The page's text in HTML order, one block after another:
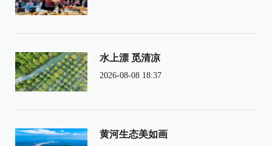
水上漂 觅清凉
2026-08-08 18:37
黄河生态美如画